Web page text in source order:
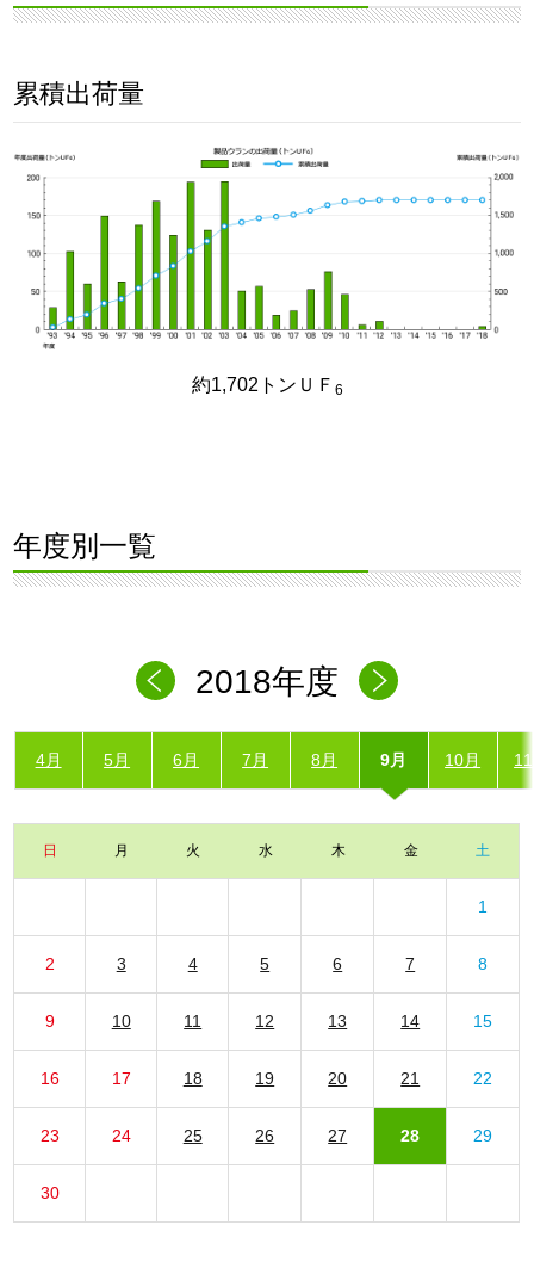
累積出荷量
約1,702トンＵＦ 6
年度別一覧
2018年度
4月 5月 6月 7月 8月 9月 10月
日 月 火 水 木 金 土
1
2 3 4 5 6 7 8
9 10 11 12 13 14 15
16 17 18 19 20 21 22
23 24 25 26 27 28 29
30